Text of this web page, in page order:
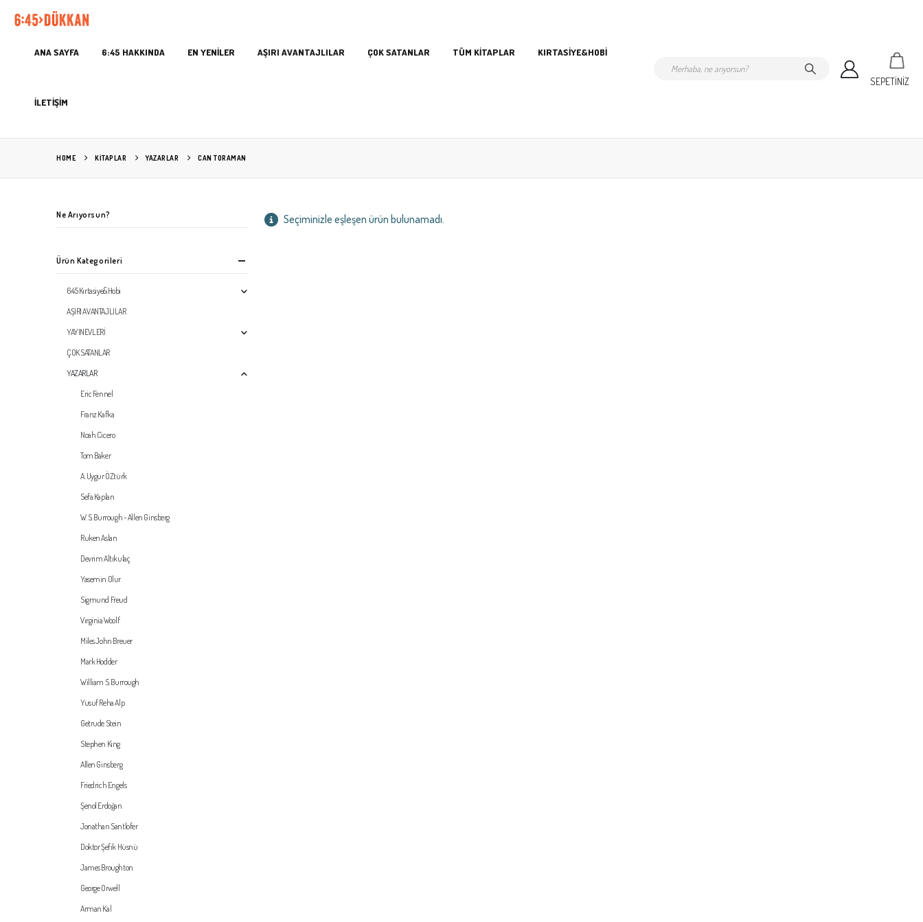
ANA SAYFA 6:45 HAKKINDA EN YENİLER AŞIRI AVANTAJLILAR ÇOK SATANLAR TÜM KİTAPLAR KIRTASİYE&HOBİ
İLETİŞİM
SEPETİNİZ
HOME KITAPLAR YAZARLAR CAN TORAMAN
Seçiminizle eşleşen ürün bulunamadı.
Ne Arıyorsun?
Ürün Kategorileri
6:45 Kırtasiye&Hobi
AŞIRI AVANTAJLILAR
YAYINEVLERİ
ÇOK SATANLAR
YAZARLAR
Eric Fennel
Franz Kafka
Noah Cicero
Tom Baker
A. Uygur ÖZtürk
Sefa Kaplan
W. S. Burrough - Allen Ginsberg
Ruken Aslan
Devrim Altıkulaç
Yasemin Olur
Sigmund Freud
Virginia Woolf
Miles John Breuer
Mark Hodder
William S. Burrough
Yusuf Reha Alp
Getrude Stein
Stephen King
Allen Ginsberg
Friedrich Engels
Şenol Erdoğan
Jonathan Santlofer
Doktor Şefik Hüsnü
James Broughton
George Orwell
Arman Kal